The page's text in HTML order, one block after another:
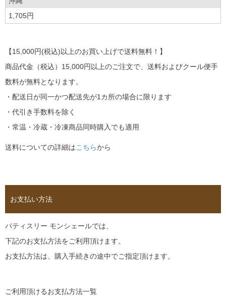
1,705円
【15,000円(税込)以上のお買い上げで送料無料！】
商品代金（税込）15,000円以上のご注文で、送料およびクール便手
数料が無料となります。
・配送日が同一かつ配送先が1カ所の場合に限ります
・代引き手数料を除く
・常温・冷蔵・冷凍商品同時購入でも適用
送料についての詳細はこちらから
お支払い方法
パティスリー モンシェールでは、
下記のお支払方法をご利用頂けます。
お支払方法は、購入手続きの途中でご指定頂けます。
ご利用頂けるお支払方法一覧